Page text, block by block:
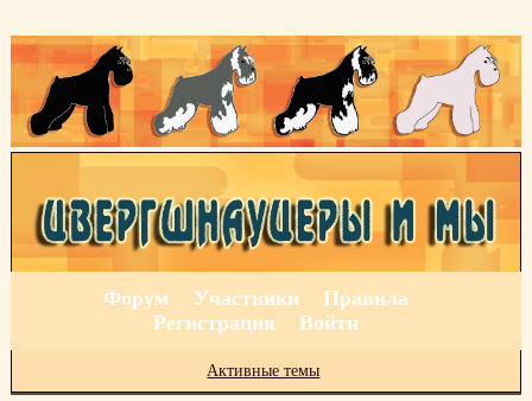
Форум Участники
Правила
Регистрация
Войти
Активные темы